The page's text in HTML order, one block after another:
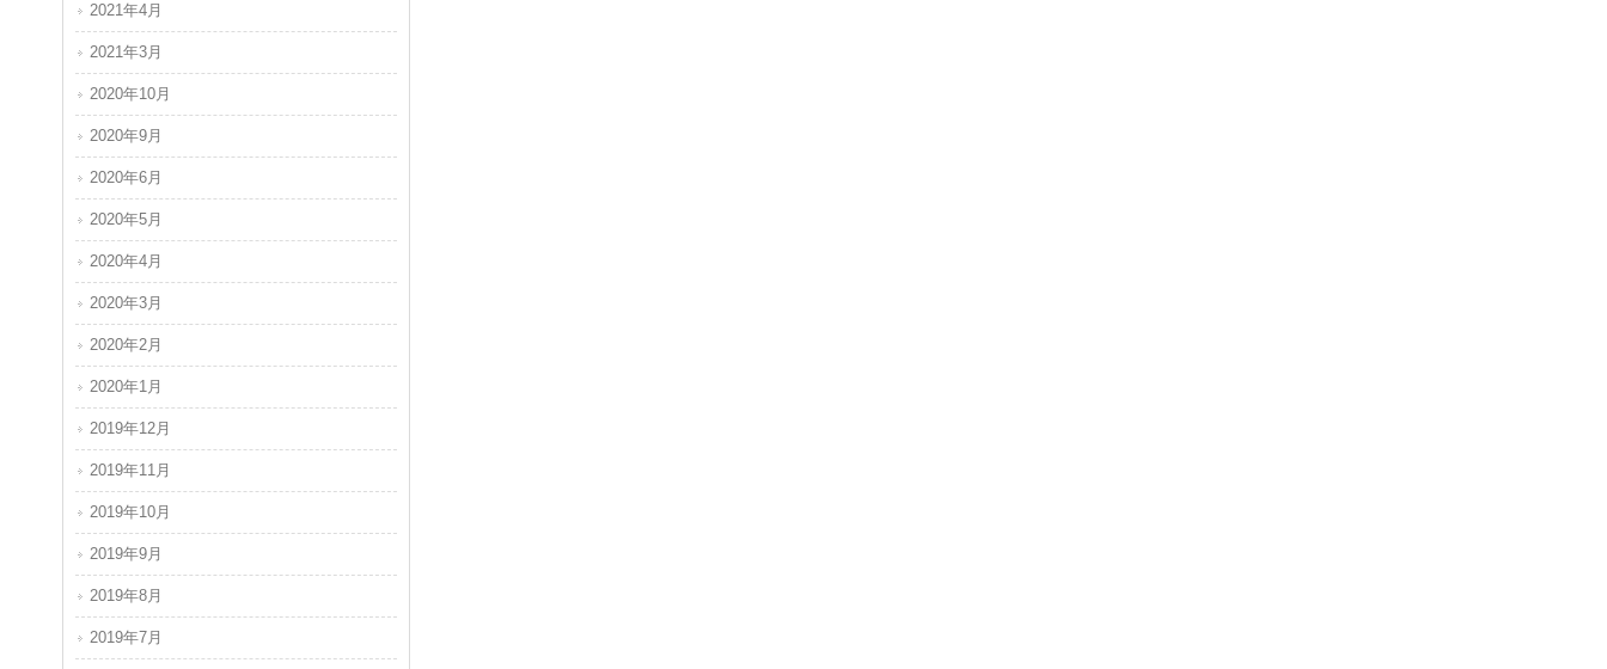
2021年4月
2021年3月
2020年10月
2020年9月
2020年6月
2020年5月
2020年4月
2020年3月
2020年2月
2020年1月
2019年12月
2019年11月
2019年10月
2019年9月
2019年8月
2019年7月